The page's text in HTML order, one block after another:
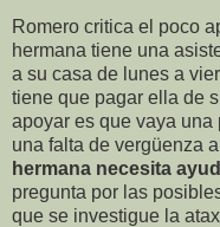
Romero critica el poco
hermana tiene una
a su casa de lunes a
tiene que pagar ella de
apoyar es que vaya
una falta de vergüenza
hermana necesita
pregunta por las
que se investigue la